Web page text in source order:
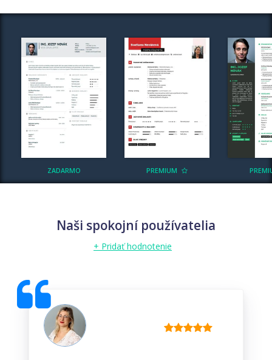
ZADARMO PREMIUM
Naši spokojní používatelia
+ Pridať hodnotenie